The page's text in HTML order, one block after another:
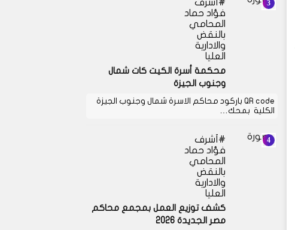
أشرف
فؤاد حماد
المحامي
بالنقض
والادارية
العليا
محكمة أسرة الكيت كات شمال
وجنوب الجيزة
QR code باركود محاكم الاسرة شمال وجنوب الجيزة
الكلية بمحك…
أشرف
فؤاد حماد
المحامي
بالنقض
والادارية
العليا
كشف توزيع العمل بمجمع محاكم
مصر الجديدة 2026